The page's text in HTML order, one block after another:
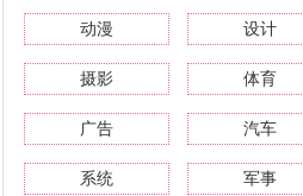
动漫 设计
摄影 体育
广告 汽车
系统 军事